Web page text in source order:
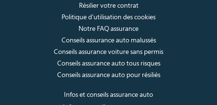
Résilier votre contrat
Politique d’utilisation des cookies
Notre FAQ assurance
Conseils assurance auto malussés
Conseils assurance voiture sans permis
Conseils assurance auto tous risques
Conseils assurance auto pour résiliés
Infos et conseils assurance auto